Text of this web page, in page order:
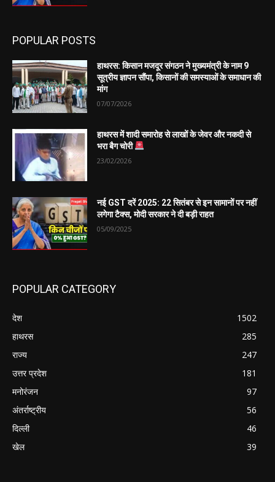
POPULAR POSTS
हाथरस: किसान मजदूर संगठन ने मुख्यमंत्री के नाम 9
सूत्रीय ज्ञापन सौंपा, किसानों की समस्याओं के समाधान की
मांग
07/07/2026
हाथरस में शादी समारोह से लाखों के जेवर और नकदी से
भरा बैग चोरी
23/02/2026
नई GST दरें 2025: 22 सितंबर से इन सामानों पर नहीं
लगेगा टैक्स, मोदी सरकार ने दी बड़ी राहत
05/09/2025
POPULAR CATEGORY
देश
1502
हाथरस
285
राज्य
247
उत्तर प्रदेश
181
मनोरंजन
97
अंतर्राष्ट्रीय
56
दिल्ली
46
खेल
39